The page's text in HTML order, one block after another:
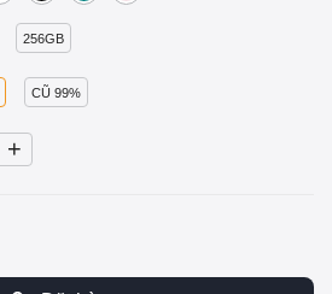
256GB
CŨ 99%
+